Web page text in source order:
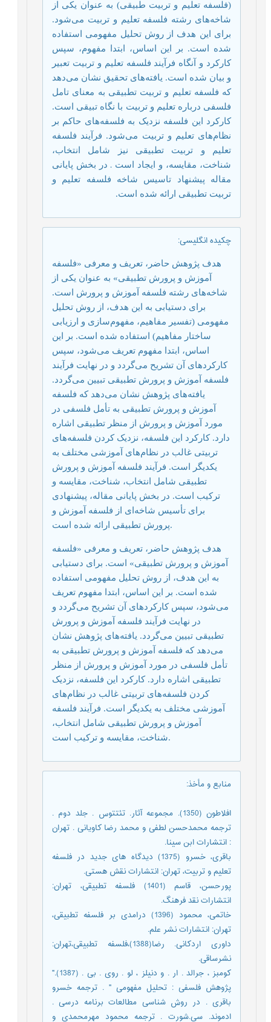
(فلسفه تعلیم و تربیت طبیقی) به عنوان یکی از
شاخه‌های رشته فلسفه تعلیم و تربیت می‌شود.
برای این هدف از روش تحلیل مفهومی استفاده
شده است. بر این اساس، ابتدا مفهوم، سپس
کارکرد و آنگاه فرآیند فلسفه تعلیم و تربیت تعبیر
و بیان شده است. یافته‌های تحقیق نشان می‌دهد
که فلسفه تعلیم و تربیت تطبیقی ​​به معنای تامل
فلسفی درباره تعلیم و تربیت با نگاه تبیقی است.
کارکرد این فلسفه نزدیک به فلسفه‌های حاکم بر
نظام‌های تعلیم و تربیت می‌شود. فرآیند فلسفه
تعلیم و تربیت تطبیقی ​​نیز شامل انتخاب،
شناخت، مقایسه، و ایجاد است . در بخش پایانی
مقاله پیشنهاد تاسیس شاخه فلسفه تعلیم و
تربیت تطبیقی ​​ارائه شده است.
چکیده انگلیسی:
هدف پژوهش حاضر، تعریف و معرفی «فلسفه
آموزش و پرورش تطبیقی» به عنوان یکی از
شاخه‌های رشته فلسفه آموزش و پرورش است.
برای دستیابی به این هدف، از روش تحلیل
مفهومی (تفسیر مفاهیم، ​​مفهوم‌سازی و ارزیابی
ساختار مفاهیم) استفاده شده است. بر این
اساس، ابتدا مفهوم تعریف می‌شود، سپس
کارکردهای آن تشریح می‌گردد و در نهایت فرآیند
فلسفه آموزش و پرورش تطبیقی ​​تبیین می‌گردد.
یافته‌های پژوهش نشان می‌دهد که فلسفه
آموزش و پرورش تطبیقی ​​به تأمل فلسفی در
مورد آموزش و پرورش از منظر تطبیقی ​​اشاره
دارد. کارکرد این فلسفه، نزدیک کردن فلسفه‌های
تربیتی غالب در نظام‌های آموزشی مختلف به
یکدیگر است. فرآیند فلسفه آموزش و پرورش
تطبیقی ​​شامل انتخاب، شناخت، مقایسه و
ترکیب است. در بخش پایانی مقاله، پیشنهادی
برای تأسیس شاخه‌ای از فلسفه آموزش و
هدف پژوهش حاضر، تعریف و معرفی «فلسفه
آموزش و پرورش تطبیقی» است. برای دستیابی
به این هدف، از روش تحلیل مفهومی استفاده
شده است. بر این اساس، ابتدا مفهوم تعریف
می‌شود، سپس کارکردهای آن تشریح می‌گردد و
در نهایت فرآیند فلسفه آموزش و پرورش
تطبیقی ​​تبیین می‌گردد. یافته‌های پژوهش نشان
می‌دهد که فلسفه آموزش و پرورش تطبیقی ​​به
تأمل فلسفی در مورد آموزش و پرورش از منظر
تطبیقی ​​اشاره دارد. کارکرد این فلسفه، نزدیک
کردن فلسفه‌های تربیتی غالب در نظام‌های
آموزشی مختلف به یکدیگر است. فرآیند فلسفه
آموزش و پرورش تطبیقی ​​شامل انتخاب،
منابع و مأخذ:
افلاطون (1350). مجموعه آثار. تئتتوس . جلد دوم .
ترجمه محمدحسن لطفی و محمد رضا کاویانی . تهران
: انتشارات ابن سینا.
باقری، خسرو (1375) دیدگاه های جدید در فلسفه
تعلیم و تربیت، تهران: انتشارات نقش هستی.
پورحسن، قاسم (1401) فلسفه تطبیقی، تهران:
انتشارات نقد فرهنگ.
خاتمی، محمود (1396) درامدی بر فلسفه تطبیقی،
تهران: انتشارات نشر علم.
داوری اردکانی. رضا(1388)،فلسفه تطبیقی،تهران:
نشرساقی.
کومبز ، جرالد . ار . و دنیلز ، لو . روی . بی . (1387)."
پژوهش فلسفی : تحلیل مفهومی " . ترجمه خسرو
باقری . در روش شناسی مطالعات برنامه درسی .
ادموند. سی.شورت . ترجمه محمود مهرمحمدی و